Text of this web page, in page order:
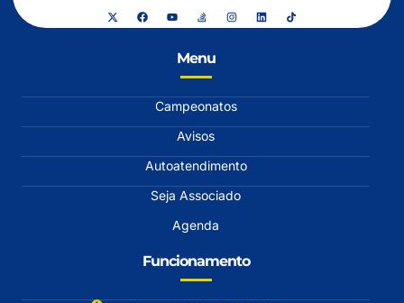
Menu
Campeonatos
Avisos
Autoatendimento
Seja Associado
Agenda
Funcionamento